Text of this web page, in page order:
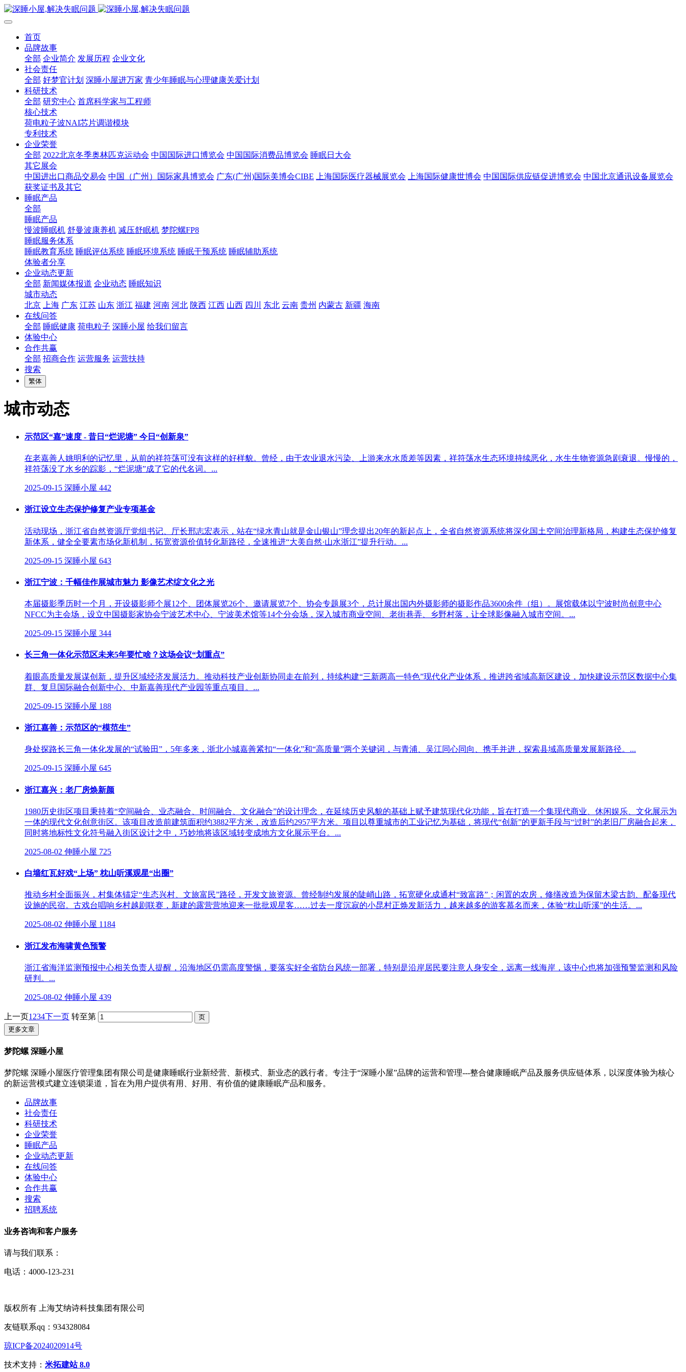
首页
品牌故事
全部 企业简介 发展历程 企业文化
社会责任
全部 好梦官计划 深睡小屋进万家 青少年睡眠与心理健康关爱计划
科研技术
全部 研究中心 首席科学家与工程师
核心技术
荷电粒子波NAI芯片调谐模块
专利技术
企业荣誉
全部 2022北京冬季奥林匹克运动会 中国国际进口博览会 中国国际消费品博览会 睡眠日大会
其它展会
中国进出口商品交易会 中国（广州）国际家具博览会 广东(广州)国际美博会CIBE 上海国际医疗器械展览会 上海国际健康世博会 中国国际供应链促进博览会 中国北京通讯设备展览会
获奖证书及其它
睡眠产品
全部
睡眠产品
慢波睡眠机 舒曼波康养机 减压舒眠机 梦陀螺FP8
睡眠服务体系
睡眠教育系统 睡眠评估系统 睡眠环境系统 睡眠干预系统 睡眠辅助系统
体验者分享
企业动态更新
全部 新闻媒体报道 企业动态 睡眠知识
城市动态
北京
上海 广东 江苏 山东 浙江 福建 河南 河北 陕西 江西 山西 四川 东北 云南 贵州 内蒙古 新疆 海南
在线问答
全部 睡眠健康 荷电粒子 深睡小屋 给我们留言
体验中心
合作共赢
全部 招商合作 运营服务 运营扶持
搜索
繁体
城市动态
示范区“嘉”速度 - 昔日“烂泥塘” 今日“创新泉”
在老嘉善人姚明利的记忆里，从前的祥符荡可没有这样的好样貌。曾经，由于农业退水污染、上游来水水质差等因素，祥符荡水生态环境持续恶化，水生生物资源急剧衰退。慢慢的，
祥符荡没了水乡的踪影，“烂泥塘”成了它的代名词。...
2025-09-15 深睡小屋 442
浙江设立生态保护修复产业专项基金
活动现场，浙江省自然资源厅党组书记、厅长邢志宏表示，站在“绿水青山就是金山银山”理念提出20年的新起点上，全省自然资源系统将深化国土空间治理新格局，构建生态保护修复
新体系，健全全要素市场化新机制，拓宽资源价值转化新路径，全速推进“大美自然·山水浙江”提升行动。...
2025-09-15 深睡小屋 643
浙江宁波：千幅佳作展城市魅力 影像艺术绽文化之光
本届摄影季历时一个月，开设摄影师个展12个、团体展览26个、邀请展览7个、协会专题展3个，总计展出国内外摄影师的摄影作品3600余件（组）。展馆载体以宁波时尚创意中心
NFCC为主会场，设立中国摄影家协会宁波艺术中心、宁波美术馆等14个分会场，深入城市商业空间、老街巷弄、乡野村落，让全球影像融入城市空间。...
2025-09-15 深睡小屋 344
长三角一体化示范区未来5年要忙啥？这场会议“划重点”
着眼高质量发展谋创新，提升区域经济发展活力。推动科技产业创新协同走在前列，持续构建“三新两高一特色”现代化产业体系，推进跨省域高新区建设，加快建设示范区数据中心集
群、复旦国际融合创新中心、中新嘉善现代产业园等重点项目。...
2025-09-15 深睡小屋 188
浙江嘉善：示范区的“模范生”
身处探路长三角一体化发展的“试验田”，5年多来，浙北小城嘉善紧扣“一体化”和“高质量”两个关键词，与青浦、吴江同心同向、携手并进，探索县域高质量发展新路径。...
2025-09-15 深睡小屋 645
浙江嘉兴：老厂房焕新颜
1980历史街区项目秉持着“空间融合、业态融合、时间融合、文化融合”的设计理念，在延续历史风貌的基础上赋予建筑现代化功能，旨在打造一个集现代商业、休闲娱乐、文化展示为
一体的现代文化创意街区。该项目改造前建筑面积约3882平方米，改造后约2957平方米。项目以尊重城市的工业记忆为基础，将现代“创新”的更新手段与“过时”的老旧厂房融合起来，
同时将地标性文化符号融入街区设计之中，巧妙地将该区域转变成地方文化展示平台。...
2025-08-02 伸睡小屋 725
白墙红瓦好戏“上场” 枕山听溪观星“出圈”
推动乡村全面振兴，村集体锚定“生态兴村、文旅富民”路径，开发文旅资源。曾经制约发展的陡峭山路，拓宽硬化成通村“致富路”；闲置的农房，修缮改造为保留木梁古韵、配备现代
设施的民宿。古戏台唱响乡村越剧联赛，新建的露营营地迎来一批批观星客……过去一度沉寂的小昆村正焕发新活力，越来越多的游客慕名而来，体验“枕山听溪”的生活。...
2025-08-02 伸睡小屋 1184
浙江发布海啸黄色预警
浙江省海洋监测预报中心相关负责人提醒，沿海地区仍需高度警惕，要落实好全省防台风统一部署，特别是沿岸居民要注意人身安全，远离一线海岸，该中心也将加强预警监测和风险
研判。...
2025-08-02 伸睡小屋 439
上一页1 234下一页 转至第
更多文章
梦陀螺 深睡小屋
梦陀螺 深睡小屋医疗管理集团有限公司是健康睡眠行业新经营、新模式、新业态的践行者。专注于“深睡小屋”品牌的运营和管理---整合健康睡眠产品及服务供应链体系，以深度体验为核心
的新运营模式建立连锁渠道，旨在为用户提供有用、好用、有价值的健康睡眠产品和服务。
品牌故事
社会责任
科研技术
企业荣誉
睡眠产品
企业动态更新
在线问答
体验中心
合作共赢
搜索
招聘系统
业务咨询和客户服务
请与我们联系：
电话：4000-123-231
版权所有 上海艾纳诗科技集团有限公司
友链联系qq：934328084
琼ICP备2024020914号
技术支持： 米拓建站 8.0